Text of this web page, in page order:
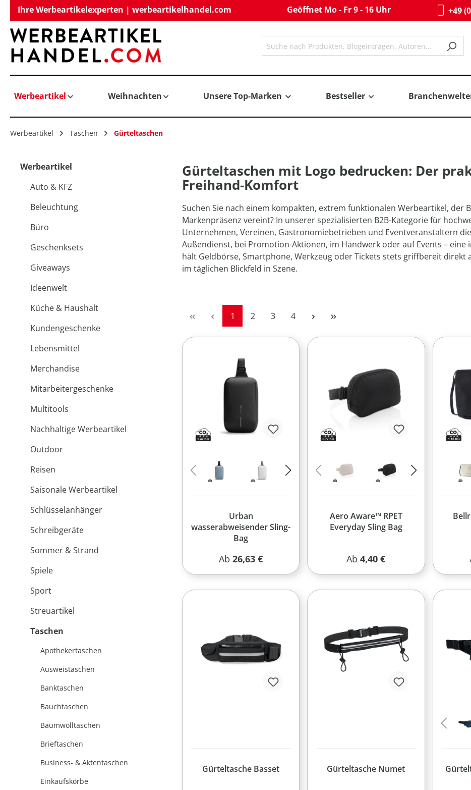
Zur Hauptnavigation springen
Ihre Werbeartikelexperten | werbeartikelhandel.com Geöffnet Mo - Fr 9 - 16 Uhr +49
Werbeartikel Weihnachten Unsere Top-Marken Bestseller
Werbeartikel Taschen Gürteltaschen
Gürteltaschen mit Logo bedrucken: Der
Freihand-Komfort
Suchen Sie nach einem kompakten, extrem funktionalen Werbeartikel, der
Markenpräsenz vereint? In unserer spezialisierten B2B-Kategorie für
Unternehmen, Vereinen, Gastronomiebetrieben und Eventveranstaltern
Außendienst, bei Promotion-Aktionen, im Handwerk oder auf Events –
hält Geldbörse, Smartphone, Werkzeug oder Tickets stets griffbereit
im täglichen Blickfeld in Szene.
Seite
1 Seite
2 Seite
3 Seite
4
Urban
wasserabweisender Sling-
Bag
Regulärer Preis:
Ab26,63 €
Aero Aware™ RPET
Everyday Sling Bag
Regulärer Preis:
Ab4,40 €
Gürteltasche Basset Gürteltasche Numet
Werbeartikel
Auto & KFZ
Beleuchtung
Büro
Geschenksets
Giveaways
Ideenwelt
Küche & Haushalt
Kundengeschenke
Lebensmittel
Merchandise
Mitarbeitergeschenke
Multitools
Nachhaltige Werbeartikel
Outdoor
Reisen
Saisonale Werbeartikel
Schlüsselanhänger
Schreibgeräte
Sommer & Strand
Spiele
Sport
Streuartikel
Taschen
Apothekertaschen
Ausweistaschen
Banktaschen
Bauchtaschen
Baumwolltaschen
Brieftaschen
Business- & Aktentaschen
Einkaufskörbe